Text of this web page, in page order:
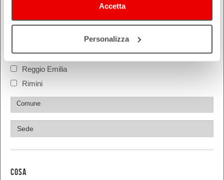
Accetta
Personalizza
Parma
Ravenna
Reggio Emilia
Rimini
COSA